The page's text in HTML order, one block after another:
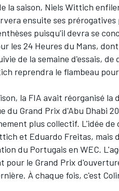
la saison, Niels Wittich
ensuite ses
puisqu'il devra se
les 24 Heures du Mans,
de la semaine d'essais,
reprendra le flambeau
la FIA avait réorganisé la
du Grand Prix d'Abu Dhabi
plus collectif. L'idée
et Eduardo Freitas,
du Portugais en WEC.
pour le Grand Prix
À chaque fois, c'est